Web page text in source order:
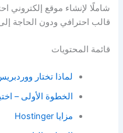
شاملًا لإنشاء موقع إلكتروني
قالب احترافي ودون الحاجة
قائمة المحتويات
لماذا تختار
الخطوة الأولى –
مزايا Hostinger